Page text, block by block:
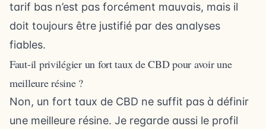
tarif bas n’est pas forcément mauvais, mais il
doit toujours être justifié par des analyses
fiables.
Faut-il privilégier un fort taux de CBD pour avoir une
meilleure résine ?
Non, un fort taux de CBD ne suffit pas à définir
une meilleure résine. Je regarde aussi le profil